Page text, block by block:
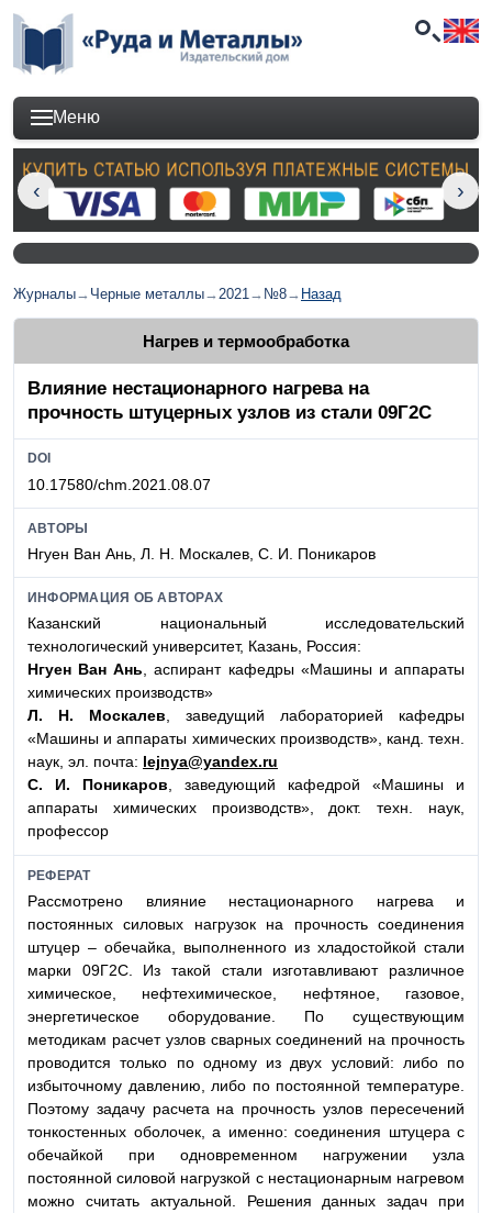
Меню
Журналы→ Черные металлы→2021→ №8→ Назад
Нагрев и термообработка
Влияние нестационарного нагрева на
прочность штуцерных узлов из стали 09Г2С
DOI
10.17580/chm.2021.08.07
АВТОРЫ
Нгуен Ван Ань, Л. Н. Москалев, С. И. Поникаров
ИНФОРМАЦИЯ ОБ АВТОРАХ
Казанский национальный исследовательский
технологический университет, Казань, Россия:
Нгуен Ван Ань, аспирант кафедры «Машины и аппараты
химических производств»
Л. Н. Москалев, заведущий лабораторией кафедры
«Машины и аппараты химических производств», канд. техн.
наук, эл. почта: lejnya@yandex.ru
С. И. Поникаров, заведующий кафедрой «Машины и
аппараты химических производств», докт. техн. наук,
профессор
РЕФЕРАТ
Рассмотрено влияние нестационарного нагрева и
постоянных силовых нагрузок на прочность соединения
штуцер – обечайка, выполненного из хладостойкой стали
марки 09Г2С. Из такой стали изготавливают различное
химическое, нефтехимическое, нефтяное, газовое,
энергетическое оборудование. По существующим
методикам расчет узлов сварных соединений на прочность
проводится только по одному из двух условий: либо по
избыточному давлению, либо по постоянной температуре.
Поэтому задачу расчета на прочность узлов пересечений
тонкостенных оболочек, а именно: соединения штуцера с
обечайкой при одновременном нагружении узла
постоянной силовой нагрузкой с нестационарным нагревом
можно считать актуальной. Решения данных задач при